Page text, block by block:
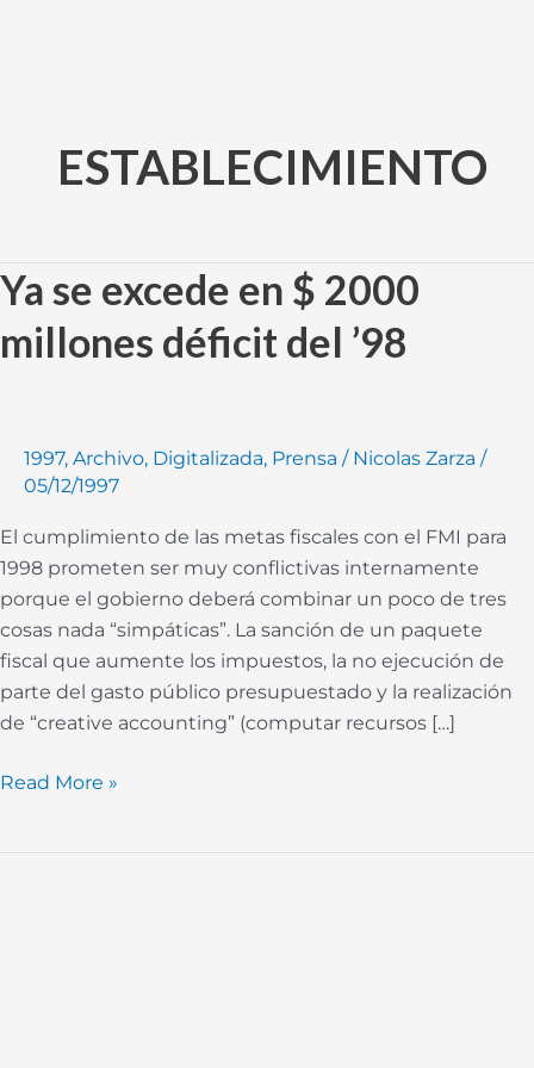
contenidoESTABLECIMIENTO
Ya se excede en $ 2000
millones déficit del ’98
1997, Archivo, Digitalizada, Prensa / Nicolas Zarza /
05/12/1997
El cumplimiento de las metas fiscales con el FMI para
1998 prometen ser muy conflictivas internamente
porque el gobierno deberá combinar un poco de tres
cosas nada “simpáticas”. La sanción de un paquete
fiscal que aumente los impuestos, la no ejecución de
parte del gasto público presupuestado y la realización
de “creative accounting” (computar recursos […]
Ya
se
excede
millones
déficit
del
’98
Read More »